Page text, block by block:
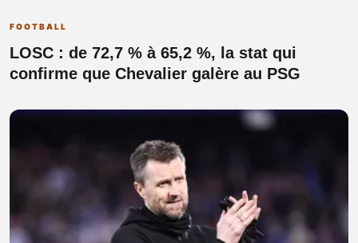
FOOTBALL
LOSC : de 72,7 % à 65,2 %, la stat qui
confirme que Chevalier galère au PSG